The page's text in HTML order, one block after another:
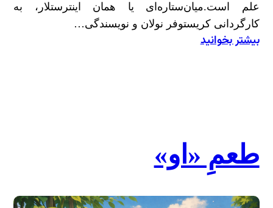
علم است.میان‌ستاره‌ای یا همان اینترستلار، به
کارگردانی کریستوفر نولان و نویسندگی…
بیشتر بخوانید
:
علم»
طعمِ «او»